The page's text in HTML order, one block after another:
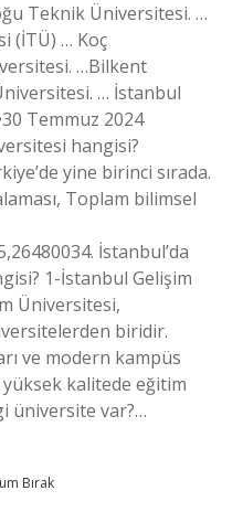
Teknik Üniversitesi. …
(İTÜ) … Koç
…Bilkent
… İstanbul
Temmuz 2024
hangisi?
yine birinci sırada.
Toplam bilimsel
İstanbul’da
1-İstanbul Gelişim
Üniversitesi,
biridir.
ve modern kampüs
kalitede eğitim
üniversite var?…
Bırak